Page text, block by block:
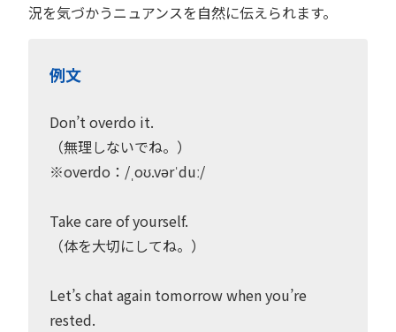
況を気づかうニュアンスを自然に伝えられます。
例文
Don’t overdo it.
（無理しないでね。）
※overdo：/ˌoʊ.vərˈduː/
Take care of yourself.
（体を大切にしてね。）
Let’s chat again tomorrow when you’re
rested.